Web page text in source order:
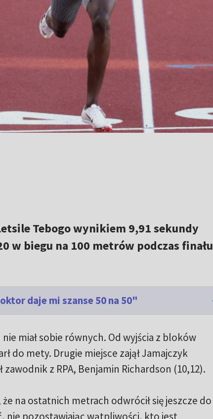
Tebogo wynikiem 9,91 sekundy
w biegu na 100 metrów podczas finału
daje mi szanse 50 na 50"
miał sobie równych. Od wyjścia z bloków
do mety. Drugie miejsce zajął Jamajczyk
z RPA, Benjamin Richardson (10,12).
na ostatnich metrach odwrócił się jeszcze do
nie pozostawiając wątpliwości, kto jest